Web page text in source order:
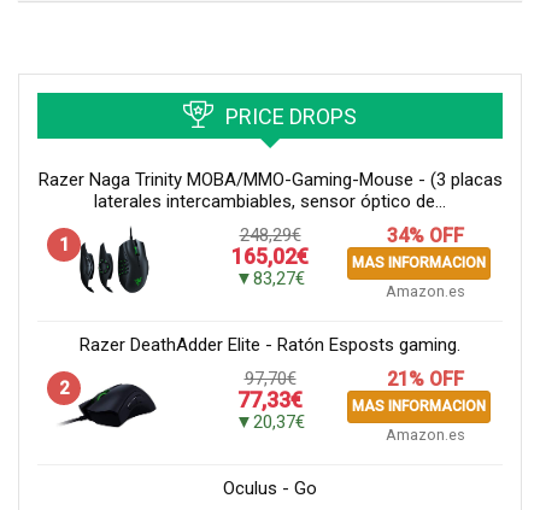
PRICE DROPS
Razer Naga Trinity MOBA/MMO-Gaming-Mouse - (3 placas
laterales intercambiables, sensor óptico de...
1
248,29€
165,02€
▼83,27€
34% OFF
MAS INFORMACION
Amazon.es
Razer DeathAdder Elite - Ratón Esposts gaming.
2
97,70€
77,33€
▼20,37€
21% OFF
MAS INFORMACION
Amazon.es
Oculus - Go